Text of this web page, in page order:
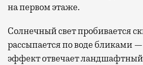
на первом этаже.
Солнечный свет пробивается
рассыпается по воде бликами —
эффект отвечает ландшафтный